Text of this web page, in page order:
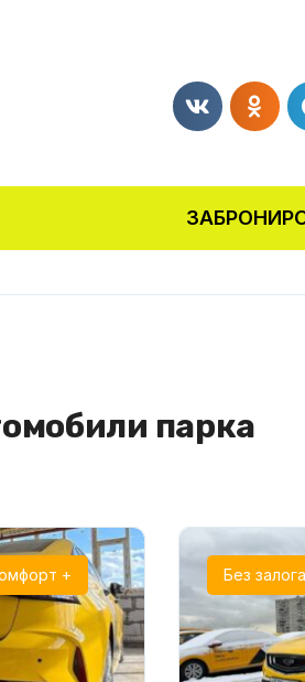
парка
+ Без залога